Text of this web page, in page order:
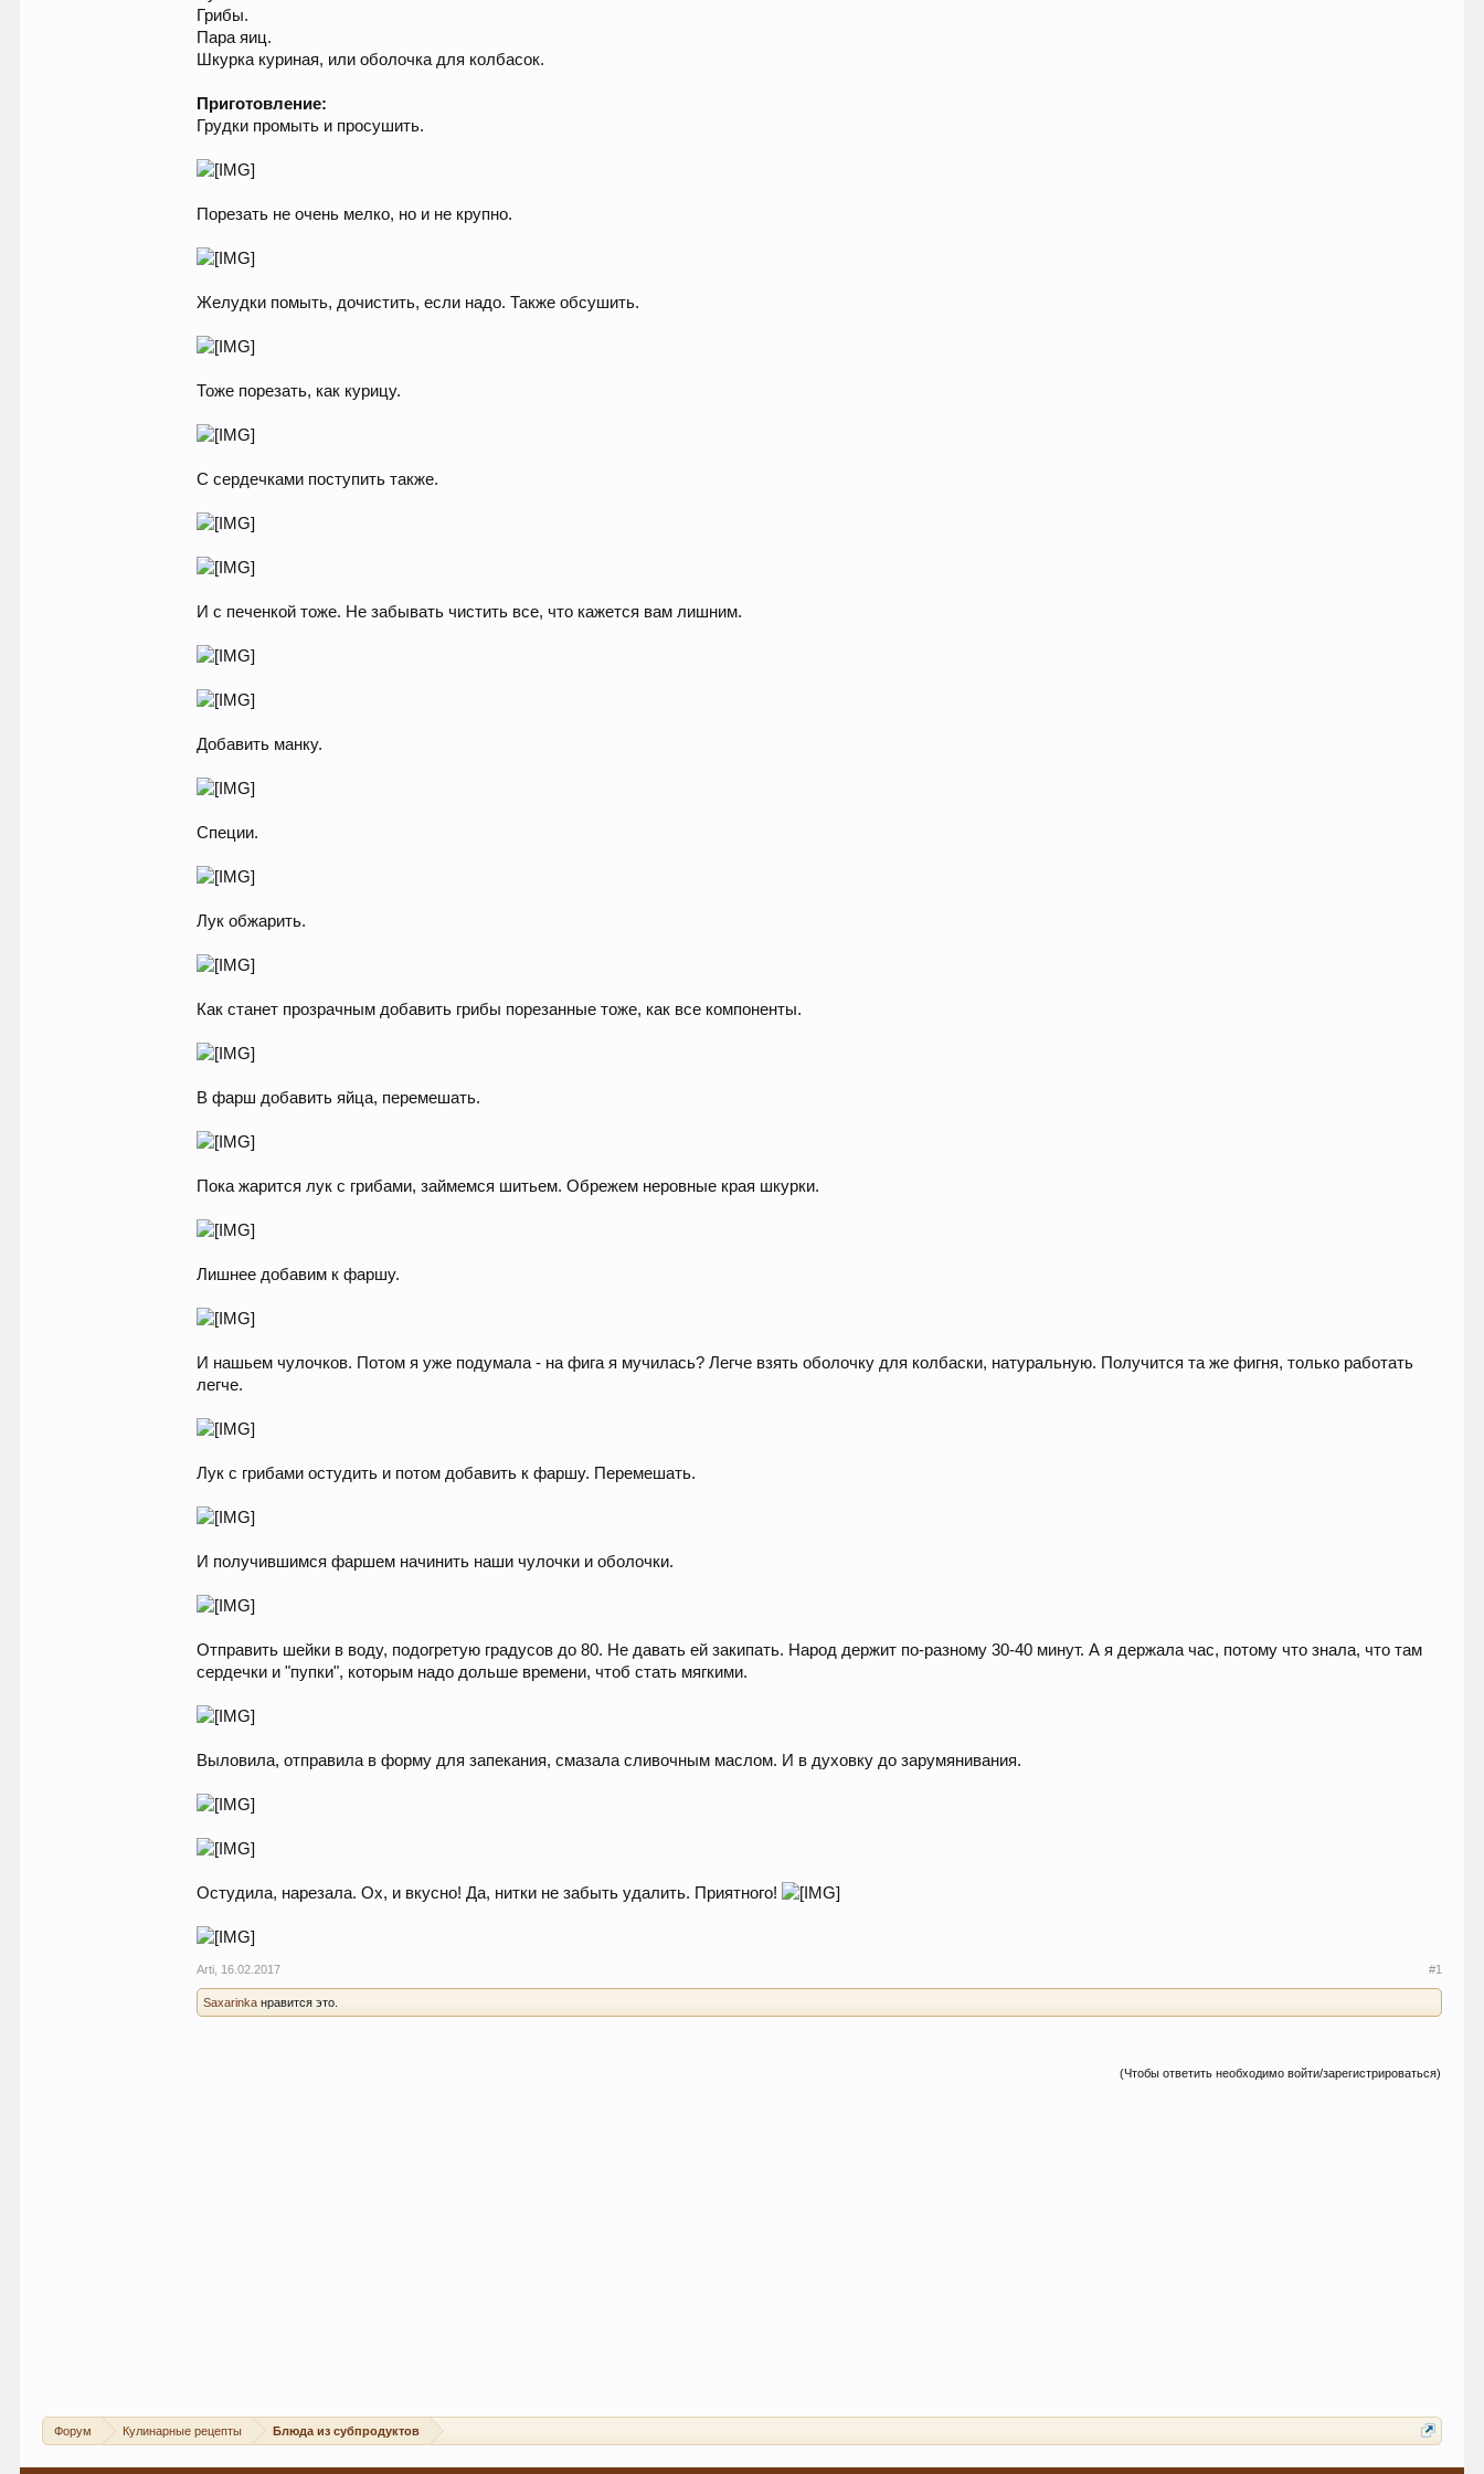
Грибы.
Пара яиц.
Шкурка куриная, или оболочка для колбасок.
Приготовление:
Грудки промыть и просушить.
Порезать не очень мелко, но и не крупно.
Желудки помыть, дочистить, если надо. Также обсушить.
Тоже порезать, как курицу.
С сердечками поступить также.
И с печенкой тоже. Не забывать чистить все, что кажется вам лишним.
Добавить манку.
Специи.
Лук обжарить.
Как станет прозрачным добавить грибы порезанные тоже, как все компоненты.
В фарш добавить яйца, перемешать.
Пока жарится лук с грибами, займемся шитьем. Обрежем неровные края шкурки.
Лишнее добавим к фаршу.
И нашьем чулочков. Потом я уже подумала - на фига я мучилась? Легче взять оболочку для колбаски, натуральную. Получится та же фигня, только работать
легче.
Лук с грибами остудить и потом добавить к фаршу. Перемешать.
И получившимся фаршем начинить наши чулочки и оболочки.
Отправить шейки в воду, подогретую градусов до 80. Не давать ей закипать. Народ держит по-разному 30-40 минут. А я держала час, потому что знала, что там
сердечки и "пупки", которым надо дольше времени, чтоб стать мягкими.
Выловила, отправила в форму для запекания, смазала сливочным маслом. И в духовку до зарумянивания.
Остудила, нарезала. Ох, и вкусно! Да, нитки не забыть удалить. Приятного!
Arti 16.02.2017 #1
Saxarinka нравится это.
(Чтобы ответить необходимо войти/зарегистрироваться)
Форум Кулинарные рецепты Блюда из субпродуктов